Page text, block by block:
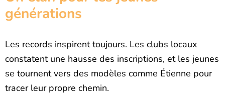
générations
Les records inspirent toujours. Les clubs locaux
constatent une hausse des inscriptions, et les jeunes
se tournent vers des modèles comme Étienne pour
tracer leur propre chemin.